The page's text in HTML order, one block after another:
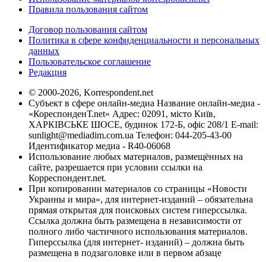
Правила пользования сайтом
Договор пользования сайтом
Политика в сфере конфиденциальности и персональных
данных
Пользовательское соглашение
Редакция
© 2000-2026, Korrespondent.net
Субъект в сфере онлайн-медиа Название онлайн-медиа -
«КореспонденТ.net» Адрес: 02091, місто Київ,
ХАРКІВСЬКЕ ШОСЕ, будинок 172-Б, офіс 208/1 E-mail:
sunlight@mediadim.com.ua Телефон: 044-205-43-00
Идентификатор медиа - R40-06068
Использование любых материалов, размещённых на
сайте, разрешается при условии ссылки на
Корреспондент.net.
При копировании материалов со страницы «Новости
Украины и мира», для интернет-изданий – обязательна
прямая открытая для поисковых систем гиперссылка.
Ссылка должна быть размещена в независимости от
полного либо частичного использования материалов.
Гиперссылка (для интернет- изданий) – должна быть
размещена в подзаголовке или в первом абзаце